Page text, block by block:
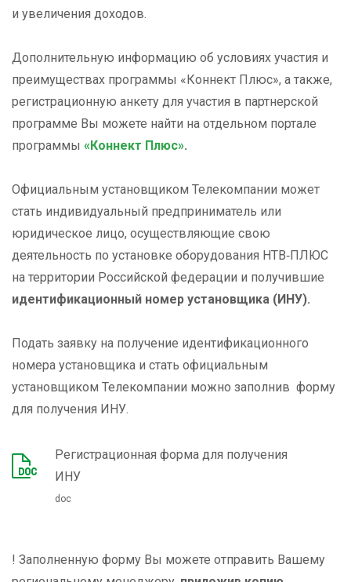
и увеличения доходов.
Дополнительную информацию об условиях участия и
преимуществах программы «Коннект Плюс», а также,
регистрационную анкету для участия в партнерской
программе Вы можете найти на отдельном портале
программы «Коннект Плюс».
Официальным установщиком Телекомпании может
стать индивидуальный предприниматель или
юридическое лицо, осуществляющие свою
деятельность по установке оборудования НТВ‑ПЛЮС
на территории Российской федерации и получившие
идентификационный номер установщика (ИНУ).
Подать заявку на получение идентификационного
номера установщика и стать официальным
установщиком Телекомпании можно заполнив форму
для получения ИНУ.
Регистрационная форма для получения
ИНУ
doc
! Заполненную форму Вы можете отправить Вашему